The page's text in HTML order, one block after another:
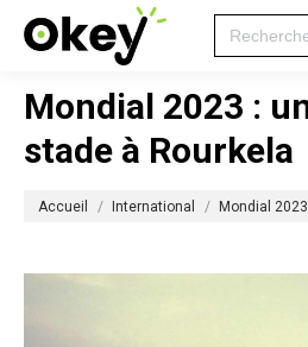
Search
for:
Mondial 2023 :
stade à Rourkela
Accueil International Mondial